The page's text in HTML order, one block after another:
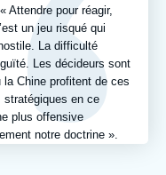
Attendre pour réagir,
un jeu risqué qui
La difficulté
Les décideurs sont
Chine profitent de ces
en ce
plus offensive
notre doctrine ».